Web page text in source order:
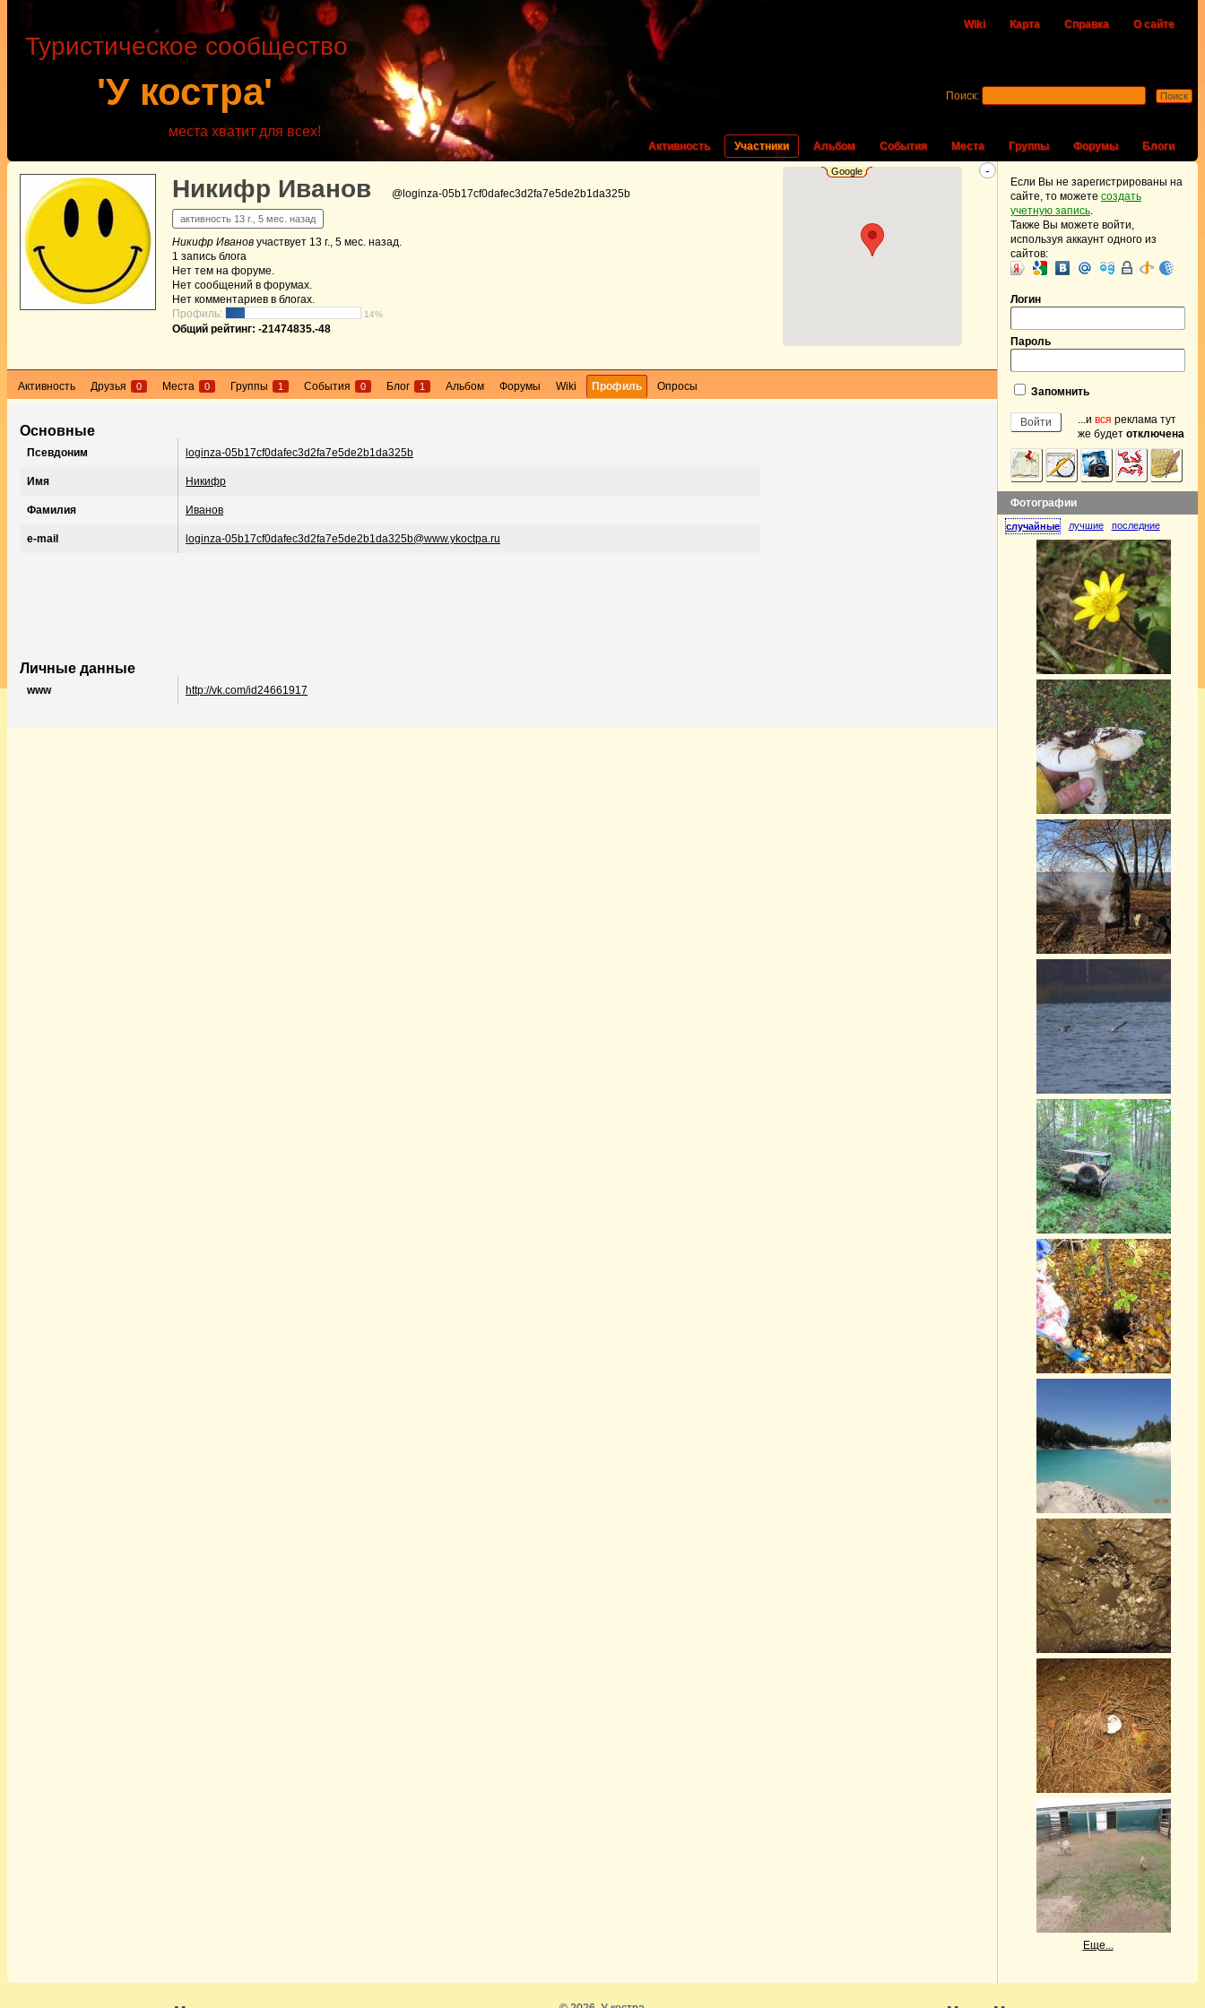
Wiki Карта Справка О сайте
'У костра'
Туристическое сообщество
места хватит для всех!
Активность Участники Альбом События Места Группы Форумы Блоги
Поиск:
-
Google
Никифр Иванов @loginza-05b17cf0dafec3d2fa7e5de2b1da325b
активность 13 г., 5 мес. назад
Никифр Иванов участвует 13 г., 5 мес. назад.
1 запись блога
Нет тем на форуме.
Нет сообщений в форумах.
Нет комментариев в блогах.
Профиль:
14%
Общий рейтинг: -21474835.-48
Активность Друзья 0 Места 0 Группы 1 События 0 Блог 1 Альбом Форумы Wiki Профиль Опросы
Основные
Псевдоним loginza-05b17cf0dafec3d2fa7e5de2b1da325b
Имя Никифр
Фамилия Иванов
e-mail loginza-05b17cf0dafec3d2fa7e5de2b1da325b@www.ykoctpa.ru
Личные данные
www http://vk.com/id24661917
Если Вы не зарегистрированы на
сайте, то можете создать
учетную запись.
Также Вы можете войти,
используя аккаунт одного из
сайтов:
Логин
Пароль
Запомнить
...и вся реклама тут
же будет отключена
Фотографии
случайные лучшие последние
Еще...